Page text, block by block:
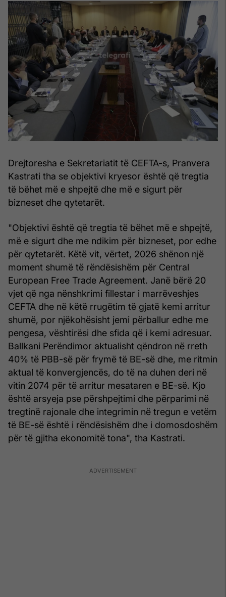
Drejtoresha e Sekretariatit të CEFTA-s, Pranvera
Kastrati tha se objektivi kryesor është që tregtia
të bëhet më e shpejtë dhe më e sigurt për
bizneset dhe qytetarët.
"Objektivi është që tregtia të bëhet më e shpejtë,
më e sigurt dhe me ndikim për bizneset, por edhe
për qytetarët. Këtë vit, vërtet, 2026 shënon një
moment shumë të rëndësishëm për Central
European Free Trade Agreement. Janë bërë 20
vjet që nga nënshkrimi fillestar i marrëveshjes
CEFTA dhe në këtë rrugëtim të gjatë kemi arritur
shumë, por njëkohësisht jemi përballur edhe me
pengesa, vështirësi dhe sfida që i kemi adresuar.
Ballkani Perëndimor aktualisht qëndron në rreth
40% të PBB-së për frymë të BE-së dhe, me ritmin
aktual të konvergjencës, do të na duhen deri në
vitin 2074 për të arritur mesataren e BE-së. Kjo
është arsyeja pse përshpejtimi dhe përparimi në
tregtinë rajonale dhe integrimin në tregun e vetëm
të BE-së është i rëndësishëm dhe i domosdoshëm
për të gjitha ekonomitë tona", tha Kastrati.